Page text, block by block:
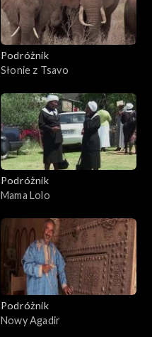
Podróżnik
Słonie z Tsavo
Podróżnik
Mama Lolo
Podróżnik
Nowy Agadir